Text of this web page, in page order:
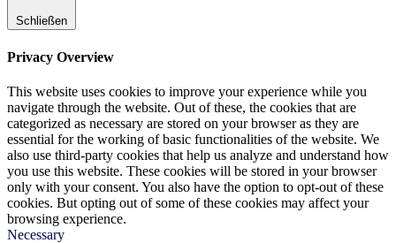
Schließen
Privacy Overview
This website uses cookies to improve your experience while you
navigate through the website. Out of these, the cookies that are
categorized as necessary are stored on your browser as they are
essential for the working of basic functionalities of the website. We
also use third-party cookies that help us analyze and understand how
you use this website. These cookies will be stored in your browser
only with your consent. You also have the option to opt-out of these
cookies. But opting out of some of these cookies may affect your
browsing experience.
Necessary